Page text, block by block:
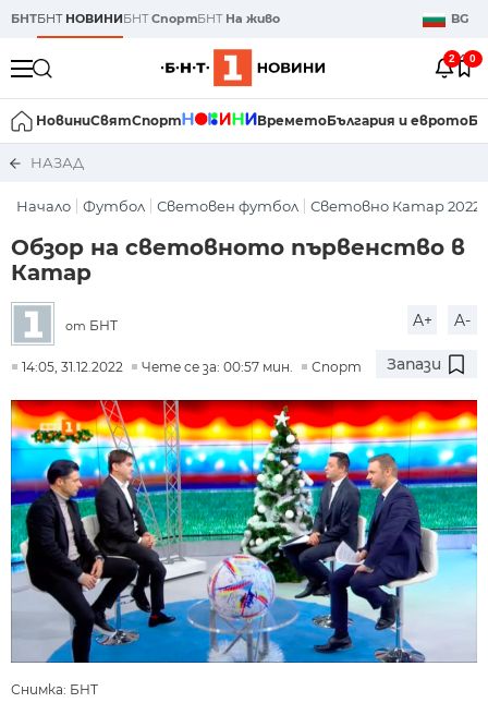
БНТБНТ НОВИНИБНТСпортБНТ На живо BG
2 0
НовиниСвятСпорт ВреметоБългария и еврото
НАЗАД
Начало Футбол Световен футбол Световно Катар 2022
Обзор на световното първенство в
Катар
от БНТ A+ A-
14:05, 31.12.2022 Чете се за: 00:57 мин. Спорт Запази
Снимка: БНТ